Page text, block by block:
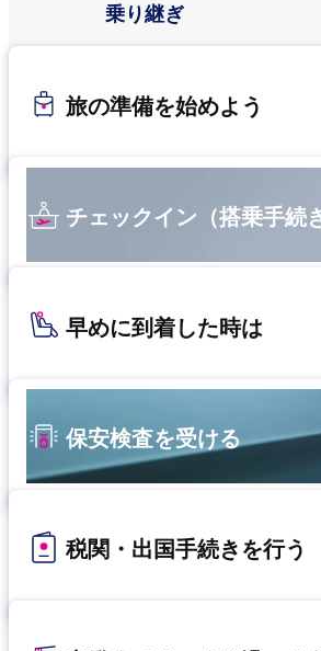
乗り継ぎ
旅の準備を始めよう
チェックイン（搭乗手続
早めに到着した時は
保安検査を受ける
税関・出国手続きを行う